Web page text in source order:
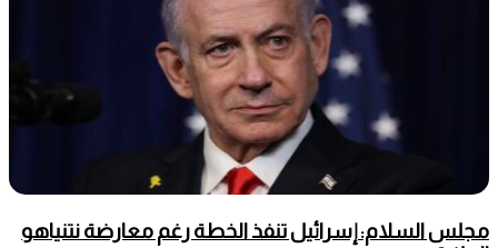
مجلس السلام: إسرائيل تنفذ الخطة رغم معارضة نتنياهو